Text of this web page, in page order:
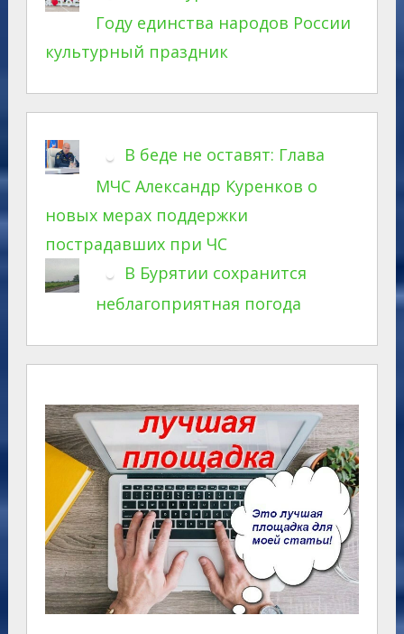
Году единства народов России
культурный праздник
В беде не оставят: Глава
МЧС Александр Куренков о
новых мерах поддержки
пострадавших при ЧС
В Бурятии сохранится
неблагоприятная погода